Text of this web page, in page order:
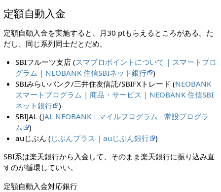
定額自動入金
定額自動入金を実施すると、月30 ptもらえるところがある。た
だし、同じ系列同士だとだめ。
SBIフルーツ支店 (スマプロポイントについて | スマートプロ
グラム | NEOBANK 住信SBIネット銀行
)
SBIみらいバンク/三井住友信託/SBIFXトレード (NEOBANK
スマートプログラム | 商品・サービス | NEOBANK 住信SBI
ネット銀行
)
SBIJAL (JAL NEOBANK｜マイルプログラム - 常設プログラ
ム
)
auじぶん ( じぶんプラス | auじぶん銀行
)
SBI系は楽天銀行から入金して、そのまま楽天銀行に振り込み直
すのが循環していい。
定額自動入金対応銀行